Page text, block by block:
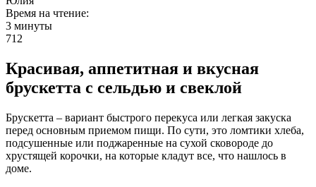
Время на чтение:
3 минуты
712
Красивая, аппетитная и вкусная
брускетта с сельдью и свеклой
Брускетта – вариант быстрого перекуса или легкая закуска
перед основным приемом пищи. По сути, это ломтики хлеба,
подсушенные или поджаренные на сухой сковороде до
хрустящей корочки, на которые кладут все, что нашлось в
доме.